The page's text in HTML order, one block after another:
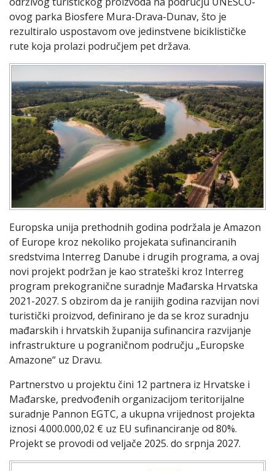
ovog parka Biosfere Mura-Drava-Dunav, što je
rezultiralo uspostavom ove jedinstvene biciklističke
rute koja prolazi područjem pet država.
Europska unija prethodnih godina podržala je Amazon
of Europe kroz nekoliko projekata sufinanciranih
sredstvima Interreg Danube i drugih programa, a ovaj
novi projekt podržan je kao strateški kroz Interreg
program prekogranične suradnje Mađarska Hrvatska
2021-2027. S obzirom da je ranijih godina razvijan novi
turistički proizvod, definirano je da se kroz suradnju
mađarskih i hrvatskih županija sufinancira razvijanje
infrastrukture u pograničnom području „Europske
Amazone“ uz Dravu.
Partnerstvo u projektu čini 12 partnera iz Hrvatske i
Mađarske, predvođenih organizacijom teritorijalne
suradnje Pannon EGTC, a ukupna vrijednost projekta
iznosi 4.000.000,02 € uz EU sufinanciranje od 80%.
Projekt se provodi od veljače 2025. do srpnja 2027.